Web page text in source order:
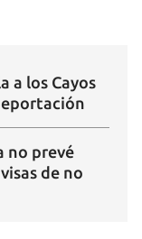
a los Cayos
no prevé
de no